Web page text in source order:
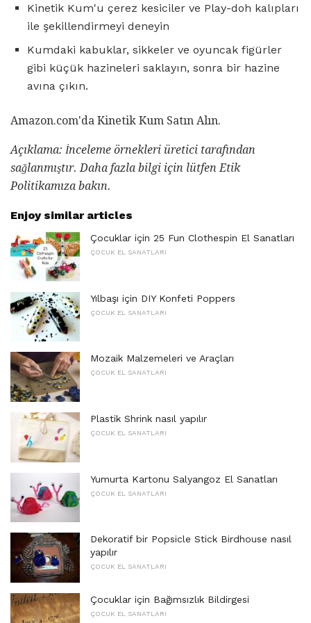
Kinetik Kum'u çerez kesiciler ve Play-doh kalıpları
ile şekillendirmeyi deneyin
Kumdaki kabuklar, sikkeler ve oyuncak figürler
gibi küçük hazineleri saklayın, sonra bir hazine
avına çıkın.
Amazon.com'da Kinetik Kum Satın Alın.
Açıklama: İnceleme örnekleri üretici tarafından
sağlanmıştır. Daha fazla bilgi için lütfen Etik
Politikamıza bakın.
Enjoy similar articles
Çocuklar için 25 Fun Clothespin El Sanatları
ÇOCUK EL SANATLARI
Yılbaşı için DIY Konfeti Poppers
ÇOCUK EL SANATLARI
Mozaik Malzemeleri ve Araçları
ÇOCUK EL SANATLARI
Plastik Shrink nasıl yapılır
ÇOCUK EL SANATLARI
Yumurta Kartonu Salyangoz El Sanatları
ÇOCUK EL SANATLARI
Dekoratif bir Popsicle Stick Birdhouse nasıl
yapılır
ÇOCUK EL SANATLARI
Çocuklar için Bağımsızlık Bildirgesi
ÇOCUK EL SANATLARI